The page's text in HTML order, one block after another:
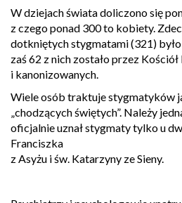
W dziejach świata doliczono się
z czego ponad 300 to kobiety.
dotkniętych stygmatami (321)
zaś 62 z nich zostało przez
i kanonizowanych.
Wiele osób traktuje stygmatyków
„chodzących świętych”. Należy
oficjalnie uznał stygmaty tylko u
Franciszka
z Asyżu i św. Katarzyny ze Sieny.